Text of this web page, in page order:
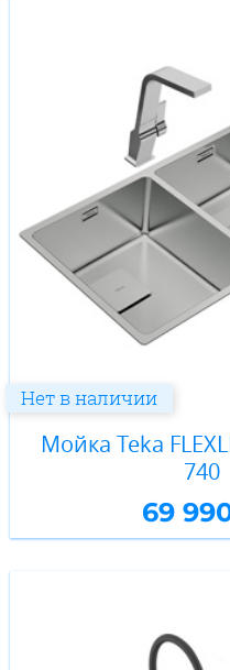
Мойка Teka
740
69
Нет в наличии